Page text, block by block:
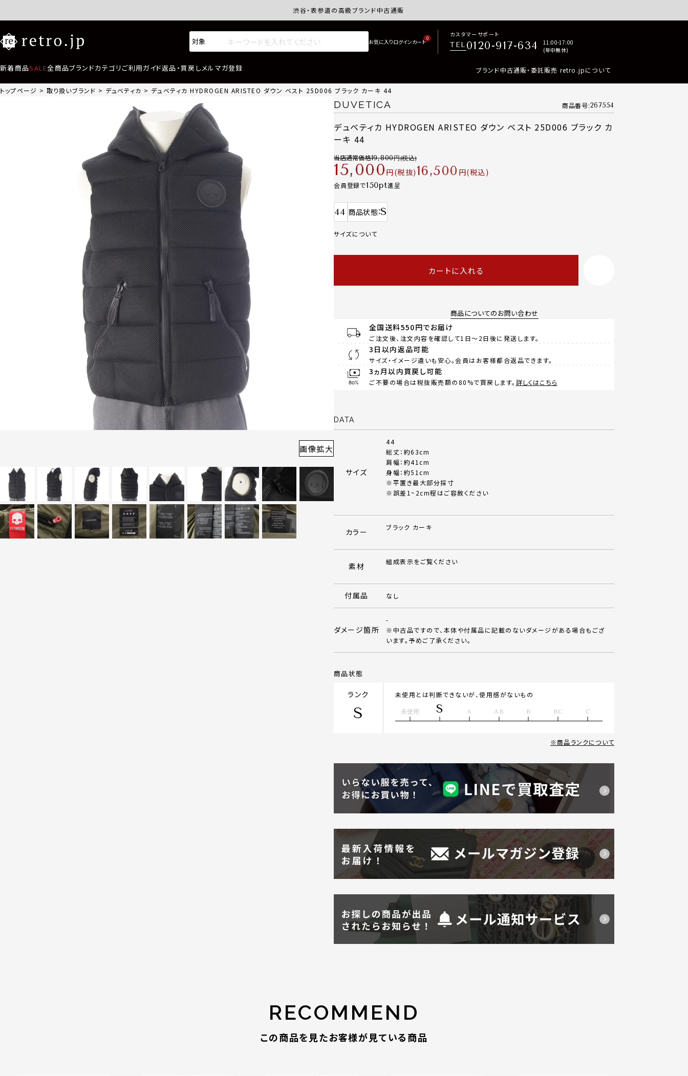
渋谷・表参道の高級ブランド中古通販サイトretro.jp商品はすべて正規品保証・返品可能（返品NG記載品を除く）
0
カスタマーサポート
TEL0120-917-634
11:00-17:00
(年中無休)
新着商品SALE全商品ブランドカテゴリ ご利用ガイド返品・買戻しメルマガ登録 ブランド中古通販・委託販売 retro.jpについて
トップページ 取り扱いブランド デュベティカ デュベティカ HYDROGEN ARISTEO ダウン ベスト 25D006 ブラック カーキ 44
画像拡大
DUVETICA 商品番号 267554
デュベティカ HYDROGEN ARISTEO ダウン ベスト 25D006 ブラック カ
ーキ 44
当店通常価格19,800
15,000 税抜 16,500 税込
会員登録で150 進呈
44 商品状態 S
サイズについて
カートに入れる
商品についてのお問い合わせ
全国送料550円でお届け
ご注文後、注文内容を確認して1日～2日後に発送します。
3日以内返品可能
サイズ・イメージ違いも安心。会員はお客様都合返品できます。
3ヵ月以内買戻し可能
ご不要の場合は税抜販売額の80%で買戻します。 詳しくはこちら
DATA
サイズ
44
総丈：約63cm
肩幅：約41cm
身幅：約51cm
※平置き最大部分採寸
※誤差1~2cm程はご容赦ください
カラー ブラック カーキ
素材 組成表示をご覧ください
付属品 なし
ダメージ箇所
-
※中古品ですので、本体や付属品に記載のないダメージがある場合もござ
います。予めご了承ください。
商品状態
ランク
S
未使用とは判断できないが、使用感がないもの
未使用 S A AB B BC C
商品ランクについて
RECOMMEND
この商品を見たお客様が見ている商品